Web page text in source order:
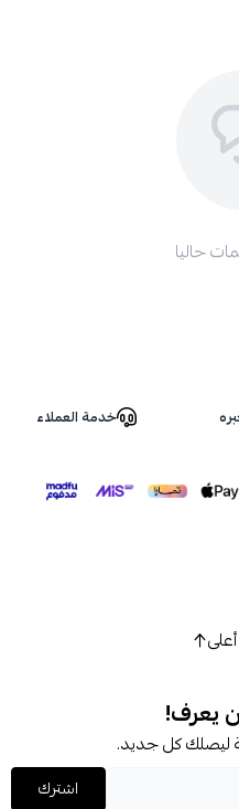
حاليا
خدمة العملاء
يعرف!
ليصلك كل جديد.
اشترك